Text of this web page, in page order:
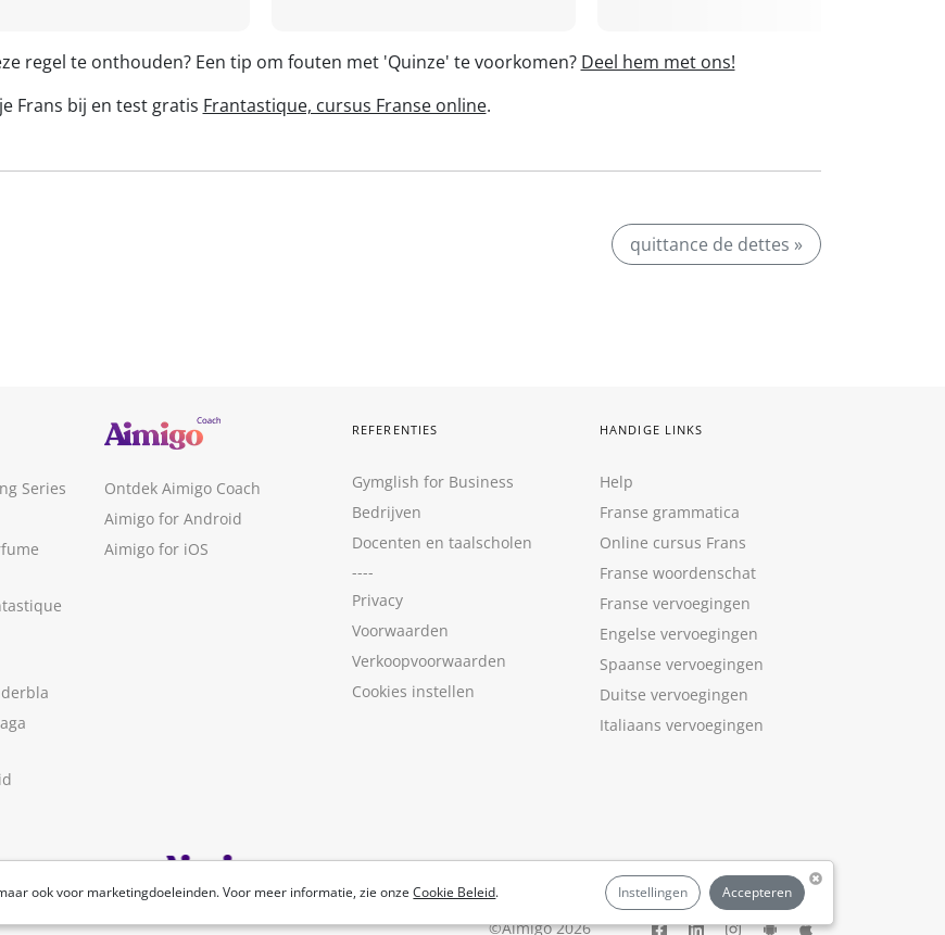
regel te onthouden? Een tip om fouten met 'Quinze' te voorkomen? Deel hem met ons!
Frans bij en test gratis Frantastique, cursus Franse online.
quittance de dettes »
ook voor marketingdoeleinden. Voor meer informatie, zie onzeCookie Beleid. Instellingen Accepteren
Series
Ontdek Aimigo Coach
Aimigo for Android
Aimigo for iOS
REFERENTIES
Gymglish for Business
Bedrijven
Docenten en taalscholen
----
Privacy
Voorwaarden
Verkoopvoorwaarden
Cookies instellen
HANDIGE LINKS
Help
Franse grammatica
Online cursus Frans
Franse woordenschat
Franse vervoegingen
Engelse vervoegingen
Spaanse vervoegingen
Duitse vervoegingen
Italiaans vervoegingen
©Aimigo 2026